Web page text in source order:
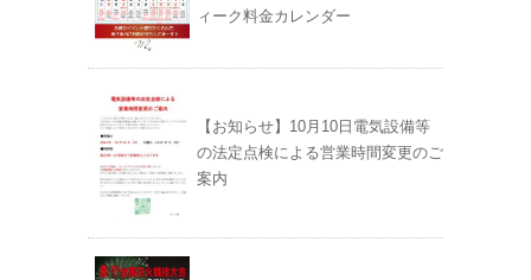
ィーク料金カレンダー
【お知らせ】10月10日電気設備等
の法定点検による営業時間変更のご
案内